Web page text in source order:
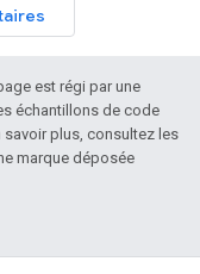
est régi par une
échantillons de code
savoir plus, consultez les
marque déposée